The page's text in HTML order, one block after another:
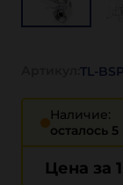
Наличие:
осталось
Цена за
TL-